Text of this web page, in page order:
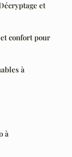
et
confort pour
à
à